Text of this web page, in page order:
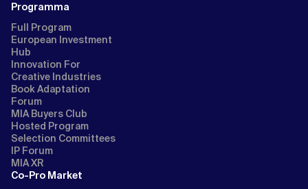
Programma
Full Program
European Investment
Hub
Innovation For
Creative Industries
Book Adaptation
Forum
MIA Buyers Club
Hosted Program
Selection Committees
IP Forum
MIA XR
Co-Pro Market